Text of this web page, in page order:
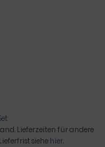
Lieferzeiten für andere
siehe hier.